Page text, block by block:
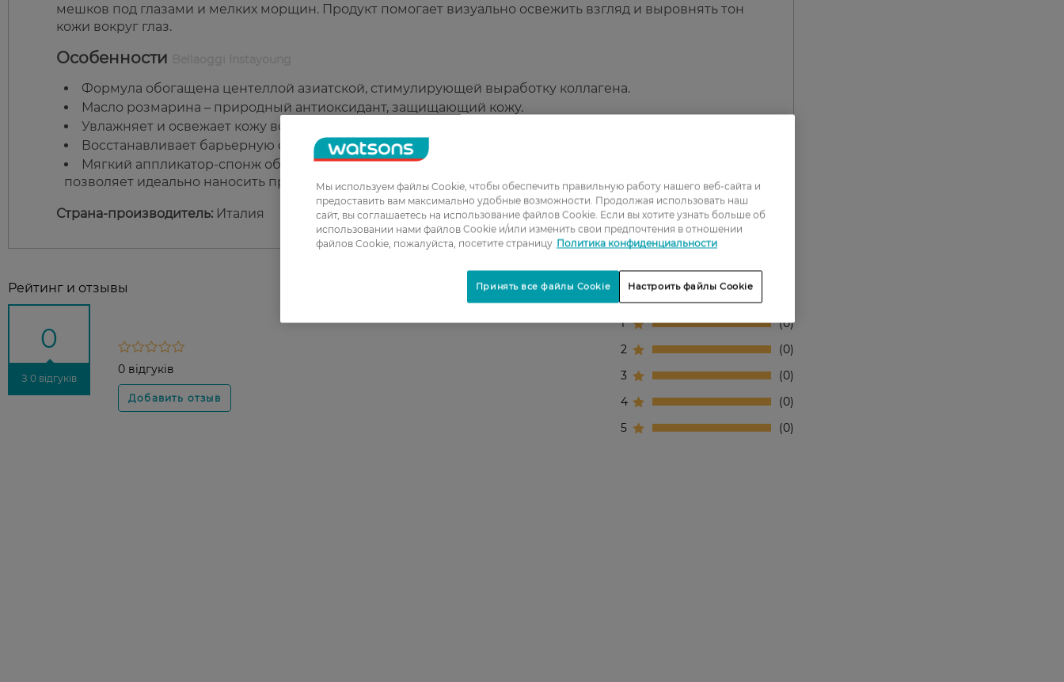
мешков под глазами и мелких морщин. Продукт помогает визуально освежить взгляд и выровнять тон
кожи вокруг глаз.
Особенности
Формула обогащена центеллой азиатской, стимулирующей выработку коллагена.
Масло розмарина – природный антиоксидант, защищающий кожу.
Увлажняет и освежает кожу вокруг глаз.
Восстанавливает барьерную функцию кожи и увеличивает содержание воды в ней.
Мягкий аппликатор-спонж обеспечивает массаж в области глаз, улучшает микроциркуляцию и
позволяет идеально наносить продукт.
Страна-производитель: Италия
Рейтинг и отзывы
0
З 0 відгуків
0 відгуків
1
0
2
0
3
0
4
0
5
0
Мы используем файлы Cookie, чтобы обеспечить правильную работу нашего веб-сайта и
предоставить вам максимально удобные возможности. Продолжая использовать наш
сайт, вы соглашаетесь на использование файлов Cookie. Если вы хотите узнать больше об
использовании нами файлов Cookie и/или изменить свои предпочтения в отношении
файлов Cookie, пожалуйста, посетите страницу Политика конфиденциальности
Настроить файлы Cookie
Принять все файлы Cookie